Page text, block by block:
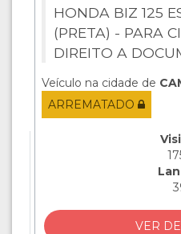
HONDA BIZ 125
(PRETA) - PARA
DIREITO A
Veículo na cidade de
ARREMATADO
VER